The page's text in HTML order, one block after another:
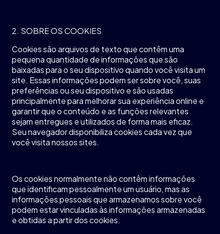
2. SOBRE OS COOKIES
Cookiessãoarquivosde textoquecontêmuma
pequenaquantidadedeinformaçõesquesão
baixadaspara oseudispositivoquandovocêvisitaum
site. Essasinformaçõespodemsersobrevocê,suas
preferênciasouseudispositivo esãousadas
principalmenteparamelhorarsua experiênciaonline e
garantirqueoconteúdo e as funçõesrelevantes
sejam entregues eutilizadosde formamais eficaz.
Seunavegadordisponibilizacookiescadavezque
vocêvisitanossossites.
Oscookiesnormalmentenãocontêminformações
queidentificampessoalmenteumusuário, mas as
informaçõespessoaisquearmazenamossobrevocê
podem estarvinculadasàsinformaçõesarmazenadas
eobtidasapartirdos cookies.